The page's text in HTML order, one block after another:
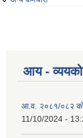
आय - व्ययको
आ.व. २०८१/०८२ को
11/10/2024 -